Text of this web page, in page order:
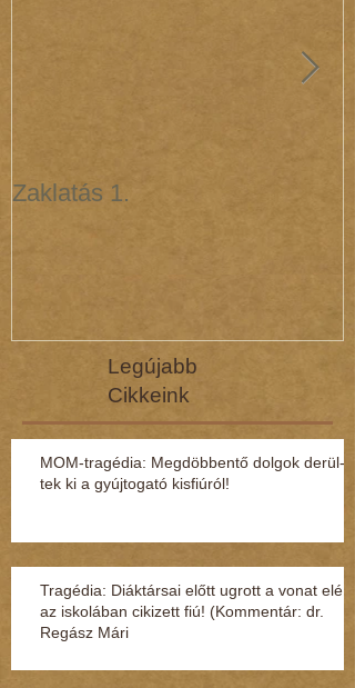
Zaklatás 1.
Legújabb
Cikkeink
MOM-tragédia: Megdöbbentő dol­gok de­rül­
tek ki a gyúj­to­gató kisfi­ú­ról!
Tragédia: Diáktársai előtt ugrott a vonat elé
az iskolában cikizett fiú! (Kommentár: dr.
Regász Mári